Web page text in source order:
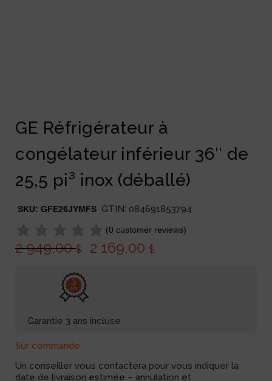
GE Réfrigérateur à
congélateur inférieur 36″ de
25,5 pi³ inox (déballé)
SKU: GFE26JYMFS GTIN: 084691853794
(0 customer reviews)
2 949,00$ 2 169,00 $
3
ans
Garantie 3 ans incluse
Sur commande
Un conseiller vous contactera pour vous indiquer la
date de livraison estimée – annulation et